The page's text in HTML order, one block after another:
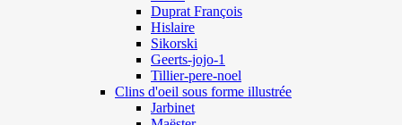
Duprat François
Hislaire
Sikorski
Geerts-jojo-1
Tillier-pere-noel
Clins d'oeil sous forme illustrée
Jarbinet